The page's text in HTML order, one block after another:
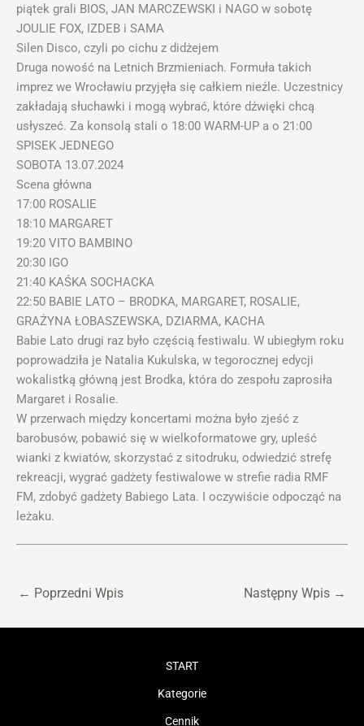
piątek grali BIOS, JAN MARCZEWSKI i NAGO w sobotę
JOULIE FOX, IZDEB i SAMA
Silen Disco, czyli po cichu z didżejem
Druga nowość na Letnich Brzmieniach. Formuła takich
imprez we Wrocławiu przyjęła się całkiem nieźle. Uczestnicy
zakładają słuchawki i mogą wybrać, które dźwięki chcą
usłyszeć. Za konsolą stali o 18:00 WARM-UP a o 21:00
SPISEK JEDNEGO
SOBOTA 13.07.2024
Scena główna
17:00 ROSALIE
18:10 MARGARET
19:20 VITO BAMBINO
20:30 IGO
21:40 KAŚKA SOCHACKA
22:50 BABIE LATO – BRODKA, MARGARET, ROSALIE,
GRAŻYNA ŁOBASZEWSKA, DZIARMA, KACHA
Babie Lato drugi raz było częścią festiwalu. W ubiegłym roku
poprowadziła je Natalia Kukulska, w tegorocznej edycji
wokalistką główną jest Brodka, która do zespołu zaprosiła
Margaret i Rosalie.
W przerwach między koncertami można było zjeść z
barobusów, pobawić się w wielkoformatowe gry, upleść
wianki z kwiatów, skorzystać z sitodruku, odwiedzić strefę
rekreacji, wygrać gadżety festiwalowe w strefie radia RMF
FM, zdobyć gadżety Babiego Lata. I oczywiście odpocząć na
leżaku.
← Poprzedni Wpis Następny Wpis →
START
Kategorie
Cennik